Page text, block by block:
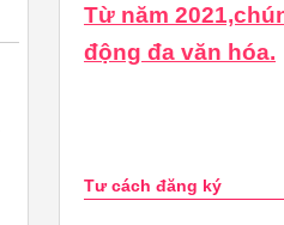
Từ năm
động đa văn hóa.
Tư cách đăng ký